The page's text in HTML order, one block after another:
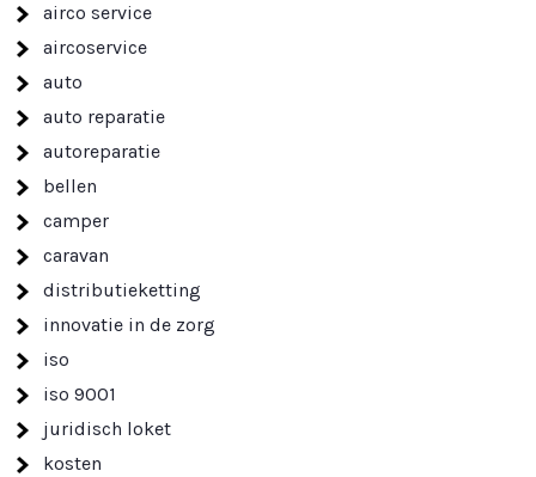
airco service
aircoservice
auto
auto reparatie
autoreparatie
bellen
camper
caravan
distributieketting
innovatie in de zorg
iso
iso 9001
juridisch loket
kosten